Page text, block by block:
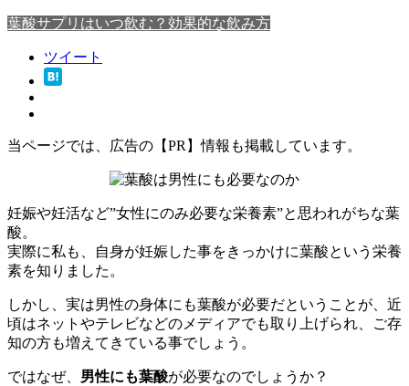
葉酸サプリはいつ飲む？効果的な飲み方
ツイート
当ページでは、広告の【PR】情報も掲載しています。
妊娠や妊活など”女性にのみ必要な栄養素”と思われがちな葉
酸。
実際に私も、自身が妊娠した事をきっかけに葉酸という栄養
素を知りました。
しかし、実は男性の身体にも葉酸が必要だということが、近
頃はネットやテレビなどのメディアでも取り上げられ、ご存
知の方も増えてきている事でしょう。
ではなぜ、 男性にも葉酸が必要なのでしょうか？